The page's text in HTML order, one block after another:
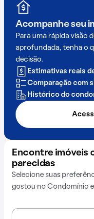
Acompanhe seu
Para uma rápida visão
aprofundada, tenha o
decisão.
Estimativas reais
Comparação com
Histórico do
Encontre imóveis
parecidas
Selecione suas
gostou no Condomínio